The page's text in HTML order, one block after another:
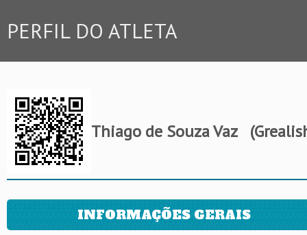
PERFIL DO ATLETA
Thiago de Souza Vaz
INFORMAÇÕES GERAIS